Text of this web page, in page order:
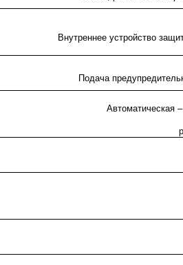
Внутреннее устройство
Подача
Автоматическая